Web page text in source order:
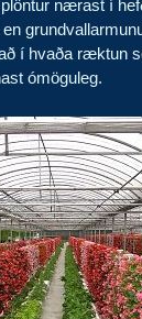
nærast í
í hvaða ræktun
ómöguleg.